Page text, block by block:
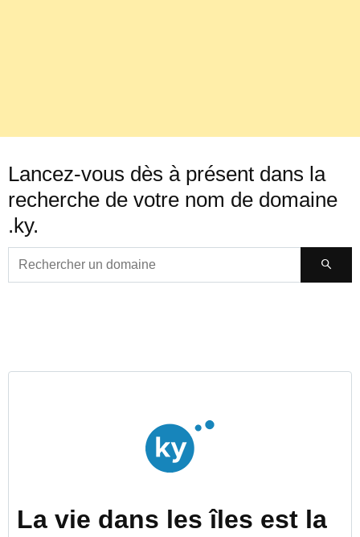
Lancez-vous dès à présent dans la
recherche de votre nom de domaine
.ky.
La vie dans les îles est la